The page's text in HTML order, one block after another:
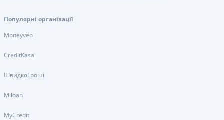
Популярні організації
Moneyveo
CreditKasa
ШвидкоГроші
Miloan
MyCredit